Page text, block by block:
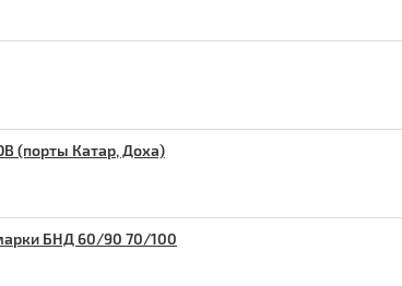
(порты Катар, Доха)
БНД 60/90 70/100